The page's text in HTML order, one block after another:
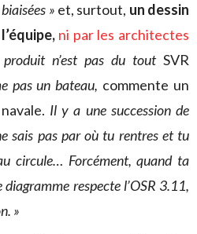
biaisées » et, surtout, un dessin
ni par les architectes
produit n’est pas du toutSVR
pas un bateau, commente un
Il y a une succession de
sais pas par où tu rentres et tu
circule… Forcément, quand ta
respecte l’OSR 3.11,
»